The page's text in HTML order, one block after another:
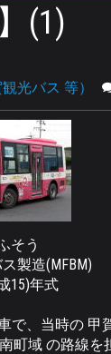
(1)
光バス 等）
そう
製造(MFBM)
15)年式
で、当時の
町域 の路線を